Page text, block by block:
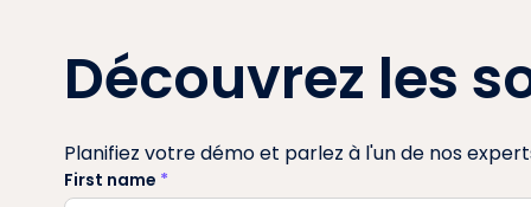
Découvrez les
Planifiez votre démo et parlez à l'un de nos
First name *